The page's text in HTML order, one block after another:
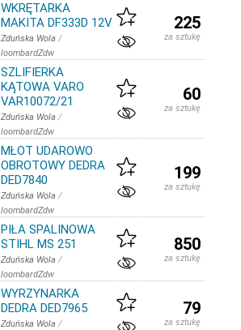
WKRĘTARKA
MAKITA DF333D 12V
Zduńska Wola /
loombardZdw
225
za sztukę
SZLIFIERKA
KĄTOWA VARO
VAR10072/21
Zduńska Wola /
loombardZdw
60
za sztukę
MŁOT UDAROWO
OBROTOWY DEDRA
DED7840
Zduńska Wola /
loombardZdw
199
za sztukę
PIŁA SPALINOWA
STIHL MS 251
Zduńska Wola /
loombardZdw
850
za sztukę
WYRZYNARKA
DEDRA DED7965
Zduńska Wola /
79
za sztukę